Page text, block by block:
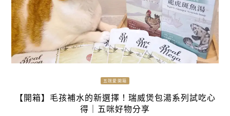
五咪愛開箱
【開箱】毛孩補水的新選擇！瑞威煲包湯系列試吃心
得｜五咪好物分享